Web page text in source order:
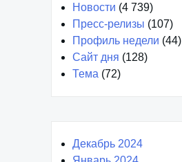
Новости (4 739)
Пресс-релизы (107)
Профиль недели (44)
Сайт дня (128)
Тема (72)
Декабрь 2024